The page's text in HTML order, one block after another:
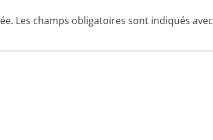
Les champs obligatoires sont indiqués avec